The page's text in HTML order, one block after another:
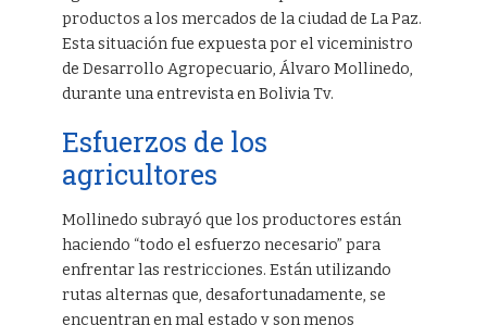
productos a los mercados de la ciudad de La Paz.
Esta situación fue expuesta por el viceministro
de Desarrollo Agropecuario, Álvaro Mollinedo,
durante una entrevista en Bolivia Tv.
Esfuerzos de los
agricultores
Mollinedo subrayó que los productores están
haciendo “todo el esfuerzo necesario” para
enfrentar las restricciones. Están utilizando
rutas alternas que, desafortunadamente, se
encuentran en mal estado y son menos